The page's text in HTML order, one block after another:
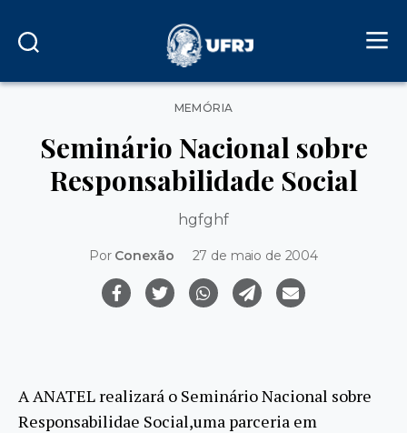
Categorias
MEMÓRIA
Seminário Nacional sobre
Responsabilidade Social
hgfghf
Por Conexão 27 de maio de 2004
A ANATEL realizará o Seminário Nacional sobre
Responsabilidae Social,uma parceria em